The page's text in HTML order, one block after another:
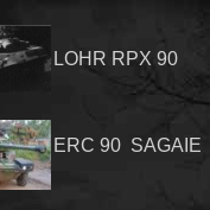
LOHR RPX 90
ERC 90 SAGAIE